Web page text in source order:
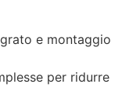
e montaggio
per ridurre